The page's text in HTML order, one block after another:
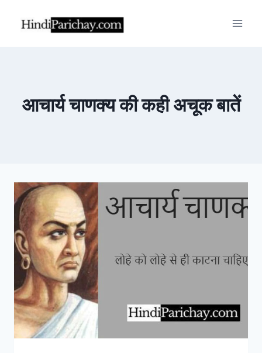
आचार्य चाणक्य की कही अचूक बातें